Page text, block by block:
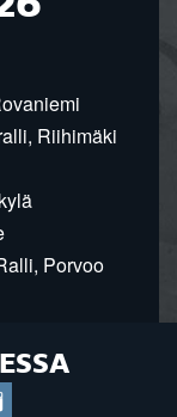
Riihimäki
Porvoo